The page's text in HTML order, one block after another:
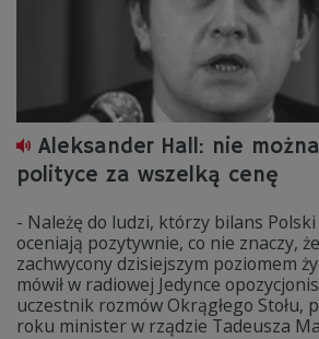
Aleksander Hall: nie
polityce za wszelką cenę
- Należę do ludzi, którzy bilans
oceniają pozytywnie, co nie znaczy,
zachwycony dzisiejszym poziomem
mówił w radiowej Jedynce
uczestnik rozmów Okrągłego Stołu,
roku minister w rządzie Tadeusza